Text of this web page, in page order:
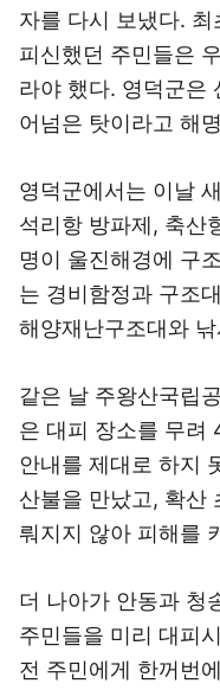
자를 다시 보냈다.
피신했던 주민들은
라야 했다. 영덕군은
어넘은 탓이라고 해
영덕군에서는 이날
석리항 방파제, 축산
명이 울진해경에 구
는 경비함정과 구조
해양재난구조대와
같은 날 주왕산국립
은 대피 장소를 무려
안내를 제대로 하지
산불을 만났고, 확산
뤄지지 않아 피해를
더 나아가 안동과 청
주민들을 미리 대피
전 주민에게 한꺼번